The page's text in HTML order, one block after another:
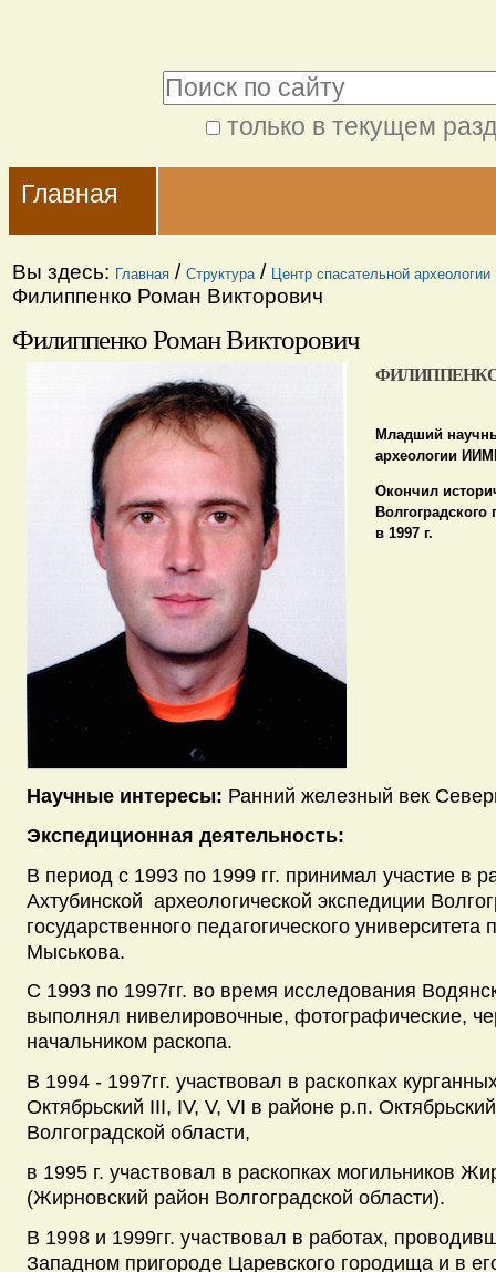
содержимому.
Перейти
навигации
только в текущем
поиск
Navigation
Главная
Вы здесь: Главная / Структура / Центр спасательной археологии
Филиппенко Роман Викторович
Филиппенко Роман Викторович
Младший
археологии
Окончил
Волгоградского
в 1997 г.
Научные интересы: Ранний железный век
Экспедиционная деятельность:
В период с 1993 по 1999 гг. принимал участие в
Ахтубинской археологической экспедиции
государственного педагогического
Мыськова.
С 1993 по 1997гг. во время исследования
выполнял нивелировочные, фотографические,
начальником раскопа.
В 1994 - 1997гг. участвовал в раскопках
Октябрьский III, IV, V, VI в районе р.п.
Волгоградской области,
в 1995 г. участвовал в раскопках могильников
(Жирновский район Волгоградской области).
В 1998 и 1999гг. участвовал в работах,
Западном пригороде Царевского городища и в